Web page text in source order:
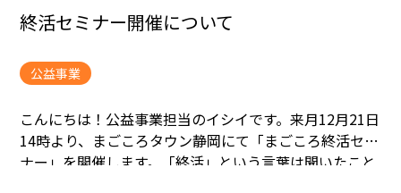
終活セミナー開催について
公益事業
こんにちは！ 公益事業担当のイシイです。来月12月21日
14時より、まごころタウン静岡にて「まごころ終活セミ
ナー」を開催します。
「終活」という言葉は聞いたこと